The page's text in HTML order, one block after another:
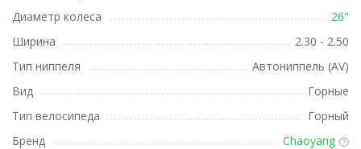
Диаметр колеса
26"
Ширина
2.30 - 2.50
Тип ниппеля
Автониппель (AV)
Вид
Горные
Тип велосипеда
Горный
Бренд
Chaoyang